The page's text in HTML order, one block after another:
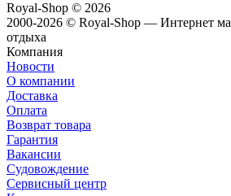
Royal-Shop © 2026
2000-2026 © Royal-Shop — Интернет
отдыха
Компания
Новости
О компании
Доставка
Оплата
Возврат товара
Гарантия
Вакансии
Судовождение
Сервисный центр